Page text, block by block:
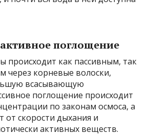
поглощение
происходит как пассивным, так
через корневые волоски,
всасывающую
поглощение происходит
по законам осмоса, а
от скорости дыхания и
активных веществ.